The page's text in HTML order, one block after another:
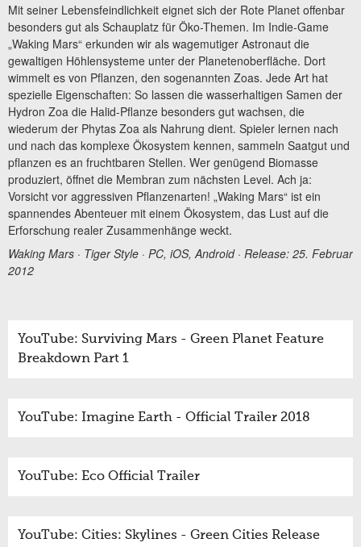
Mit seiner Lebensfeindlichkeit eignet sich der Rote Planet offenbar
besonders gut als Schauplatz für Öko-Themen. Im Indie-Game
„Waking Mars“ erkunden wir als wagemutiger Astronaut die
gewaltigen Höhlensysteme unter der Planetenoberfläche. Dort
wimmelt es von Pflanzen, den sogenannten Zoas. Jede Art hat
spezielle Eigenschaften: So lassen die wasserhaltigen Samen der
Hydron Zoa die Halid-Pflanze besonders gut wachsen, die
wiederum der Phytas Zoa als Nahrung dient. Spieler lernen nach
und nach das komplexe Ökosystem kennen, sammeln Saatgut und
pflanzen es an fruchtbaren Stellen. Wer genügend Biomasse
produziert, öffnet die Membran zum nächsten Level. Ach ja:
Vorsicht vor aggressiven Pflanzenarten! „Waking Mars“ ist ein
spannendes Abenteuer mit einem Ökosystem, das Lust auf die
Erforschung realer Zusammenhänge weckt.
Waking Mars · Tiger Style · PC, iOS, Android · Release: 25. Februar
2012
YouTube: Surviving Mars - Green Planet Feature
Breakdown Part 1
YouTube: Imagine Earth - Official Trailer 2018
YouTube: Eco Official Trailer
YouTube: Cities: Skylines - Green Cities Release